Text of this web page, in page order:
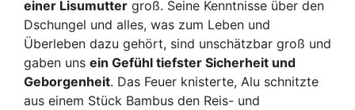
einer Lisumutter groß. Seine Kenntnisse über den
Dschungel und alles, was zum Leben und
Überleben dazu gehört, sind unschätzbar groß und
gaben uns ein Gefühl tiefster Sicherheit und
Geborgenheit. Das Feuer knisterte, Alu schnitzte
aus einem Stück Bambus den Reis- und